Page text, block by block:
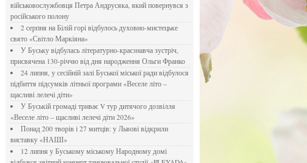
військовослужбовця Петра Андрусяка, який повернувся з
російського полону
2 серпня на Білій горі відбулось духовно-мистецьке
свято «Світло Маркіяна»
У Буську відбулась літературно-краєзнавча зустріч,
присвячена 130-річчю від дня народження Ольги Франко
24 липня, у сесійній залі Буської міської ради відбулося
підбиття підсумків літньої програми «Веселе літо –
щасливі лелечі діти»
У Буській громаді триває V тур дитячого дозвілля
«Веселе літо – щасливі лелечі діти 2026»
Понад 200 творів і 27 митців: у Львові відкрили
виставку «НАШІ»
12 липня у Буському міському Народному домі